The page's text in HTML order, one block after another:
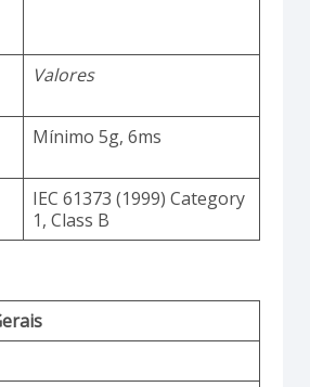
Valores
Mínimo 5g, 6ms
IEC 61373 (1999) Category
1, Class B